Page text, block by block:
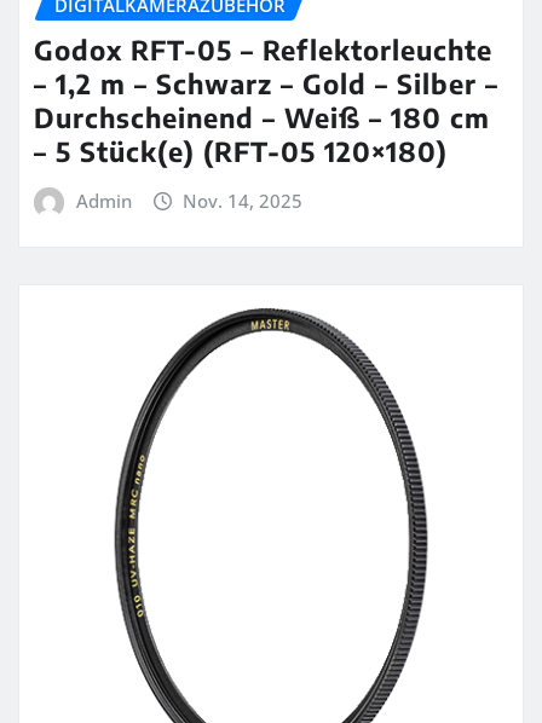
DIGITALKAMERAZUBEHÖR
Godox RFT-05 – Reflektorleuchte
– 1,2 m – Schwarz – Gold – Silber –
Durchscheinend – Weiß – 180 cm
– 5 Stück(e) (RFT-05 120×180)
Admin Nov. 14, 2025